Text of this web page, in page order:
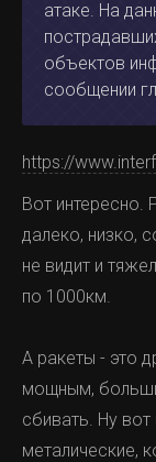
атаке. На
объектов
сообщении
https://
Вот интересно.
далеко, низко,
не видит и
по 1000км.
А ракеты - это
мощным,
сбивать. Ну
металические,